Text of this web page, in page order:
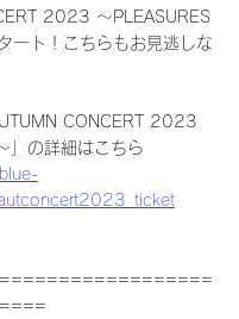
2023 ～PLEASURES
ート！こちらもお見逃しな
CONCERT 2023
」の詳細はこちら